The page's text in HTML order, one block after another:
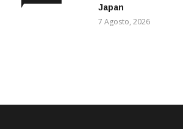
Japan
7 Agosto, 2026